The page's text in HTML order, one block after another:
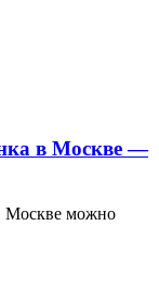
в Москве —
Москве можно